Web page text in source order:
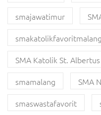
smajawatimur
smakatolikfavoritmalang
SMA Katolik St.
smamalang
SMA
smaswastafavorit